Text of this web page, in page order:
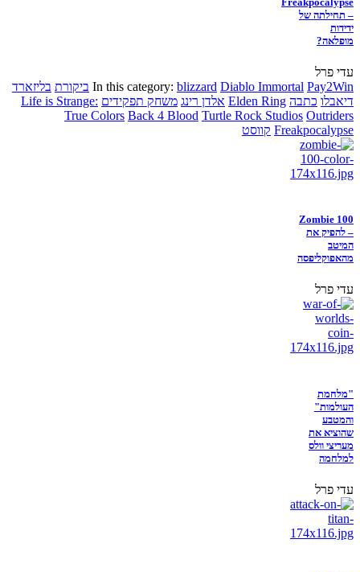
– תחילתה של
ידידות
מופלאה?
עדי פרל
In this category: blizzard Diablo Immortal Pay2Win ביקורת בליזארד
דיאבלו כתבה Elden Ring אלדן רינג משחק תפקידים Life is Strange:
True Colors Back 4 Blood Turtle Rock Studios Outriders
Freakpocalypse קווסט
Zombie 100
– להפיק את
המיטב
מהאפוקליפסה
עדי פרל
"מלחמת
העולמות"
והמטבע
שהוציא את
מעריצי וולס
למלחמה
עדי פרל